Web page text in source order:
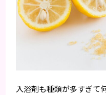
入浴剤も種類が多すぎて